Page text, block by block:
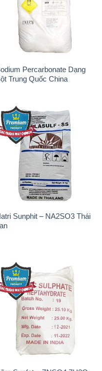
Sunfat – ZNSO4.7H2O
Độ India